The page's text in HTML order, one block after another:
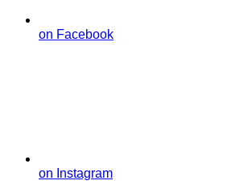
on Facebook
on Instagram